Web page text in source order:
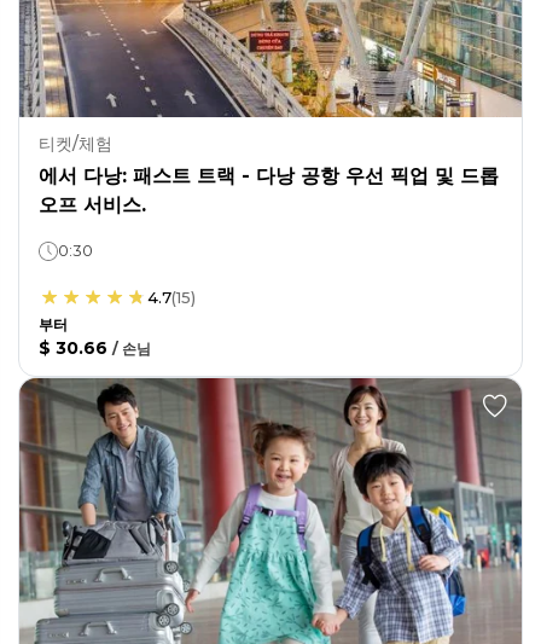
티켓/체험
에서 다낭: 패스트 트랙 - 다낭 공항 우선 픽업 및 드롭
오프 서비스.
0:30
4.7(15)
부터
$ 30.66 / 손님